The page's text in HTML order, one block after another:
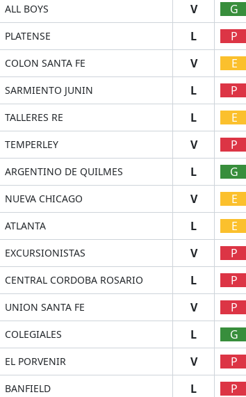
ALL BOYS V G
PLATENSE L P
COLON SANTA FE V E
SARMIENTO JUNIN L P
TALLERES RE L E
TEMPERLEY V P
ARGENTINO DE QUILMES L G
NUEVA CHICAGO V E
ATLANTA L E
EXCURSIONISTAS V P
CENTRAL CORDOBA ROSARIO L P
UNION SANTA FE V P
COLEGIALES L G
EL PORVENIR V P
BANFIELD L P